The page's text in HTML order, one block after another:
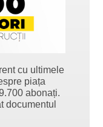
cu ultimele
piața
abonați.
documentul